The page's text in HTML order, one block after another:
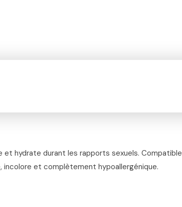
et hydrate durant les rapports sexuels. Compatible
incolore et complètement hypoallergénique.